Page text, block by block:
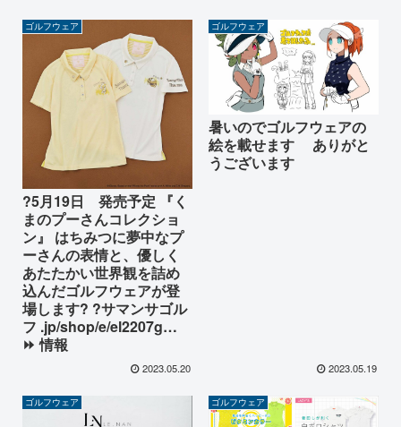
ゴルフウェア
?5月19日 発売予定 『く
まのプーさんコレクショ
ン』 はちみつに夢中なプ
ーさんの表情と、優しく
あたたかい世界観を詰め
込んだゴルフウェアが登
場します? ?サマンサゴル
フ .jp/shop/e/el2207g…
⏩ 情報
2023.05.20
ゴルフウェア
暑いのでゴルフウェアの
絵を載せます ありがと
うございます
2023.05.19
ゴルフウェア ゴルフウェア